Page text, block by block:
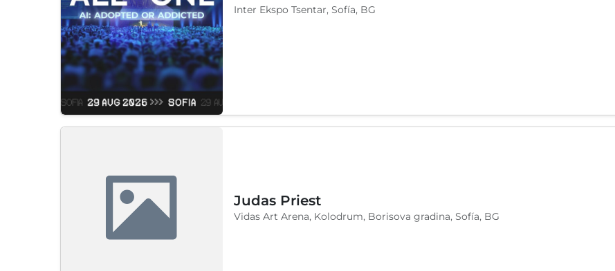
Inter Ekspo Tsentar, Sofía, BG
Judas Priest
Vidas Art Arena, Kolodrum, Borisova gradina, Sofía, BG